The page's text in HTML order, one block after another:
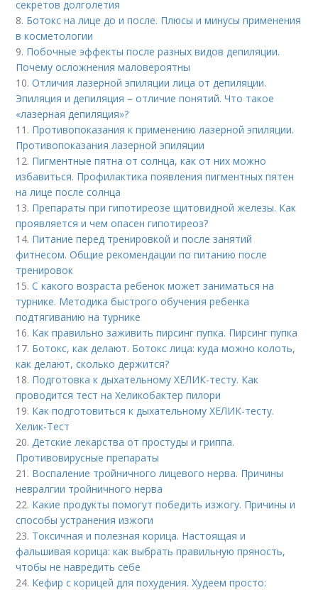
секретов долголетия
8. Ботокс на лице до и после. Плюсы и минусы применения
в косметологии
9. Побочные эффекты после разных видов депиляции.
Почему осложнения маловероятны
10.Отличия лазерной эпиляции лица от депиляции.
Эпиляция и депиляция – отличие понятий. Что такое
«лазерная депиляция»?
11. Противопоказания к применению лазерной эпиляции.
Противопоказания лазерной эпиляции
12. Пигментные пятна от солнца, как от них можно
избавиться. Профилактика появления пигментных пятен
на лице после солнца
13. Препараты при гипотиреозе щитовидной железы. Как
проявляется и чем опасен гипотиреоз?
14. Питание перед тренировкой и после занятий
фитнесом. Общие рекомендации по питанию после
тренировок
15.С какого возраста ребенок может заниматься на
турнике. Методика быстрого обучения ребенка
подтягиванию на турнике
16. Как правильно заживить пирсинг пупка. Пирсинг пупка
17. Ботокс, как делают. Ботокс лица: куда можно колоть,
как делают, сколько держится?
18. Подготовка к дыхательному ХЕЛИК-тесту. Как
проводится тест на Хеликобактер пилори
19. Как подготовиться к дыхательному ХЕЛИК-тесту.
Хелик-Тест
20.Детские лекарства от простуды и гриппа.
Противовирусные препараты
21. Воспаление тройничного лицевого нерва. Причины
невралгии тройничного нерва
22. Какие продукты помогут победить изжогу. Причины и
способы устранения изжоги
23. Токсичная и полезная корица. Настоящая и
фальшивая корица: как выбрать правильную пряность,
чтобы не навредить себе
24. Кефир с корицей для похудения. Худеем просто: